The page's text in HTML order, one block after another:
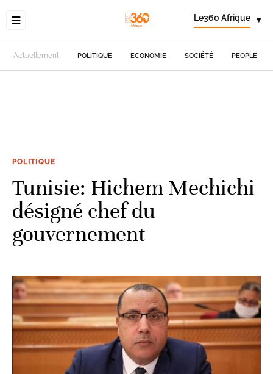
Le360 Afrique ▾
Actuellement POLITIQUE ECONOMIE SOCIÉTÉ PEOPLE
POLITIQUE
Tunisie: Hichem Mechichi
désigné chef du
gouvernement